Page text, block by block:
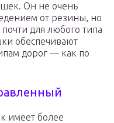
Он не очень
от резины, но
для любого типа
обеспечивают
дорог — как по
имеет более